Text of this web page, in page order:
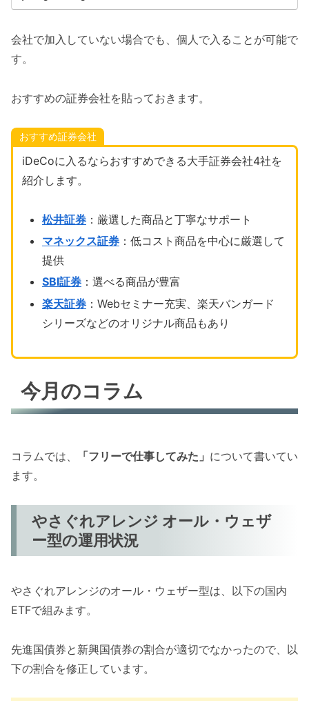
会社で加入していない場合でも、個人で入ることが可能で
す。
おすすめの証券会社を貼っておきます。
おすすめ証券会社
iDeCoに入るならおすすめできる大手証券会社4社を
紹介します。
松井証券：厳選した商品と丁寧なサポート
マネックス証券：低コスト商品を中心に厳選して
提供
SBI証券：選べる商品が豊富
楽天証券：Webセミナー充実、楽天バンガード
シリーズなどのオリジナル商品もあり
今月のコラム
コラムでは、 「フリーで仕事してみた」 について書いてい
ます。
やさぐれアレンジ オール・ウェザ
ー型の運用状況
やさぐれアレンジのオール・ウェザー型は、以下の国内
ETFで組みます。
先進国債券と新興国債券の割合が適切でなかったので、以
下の割合を修正しています。